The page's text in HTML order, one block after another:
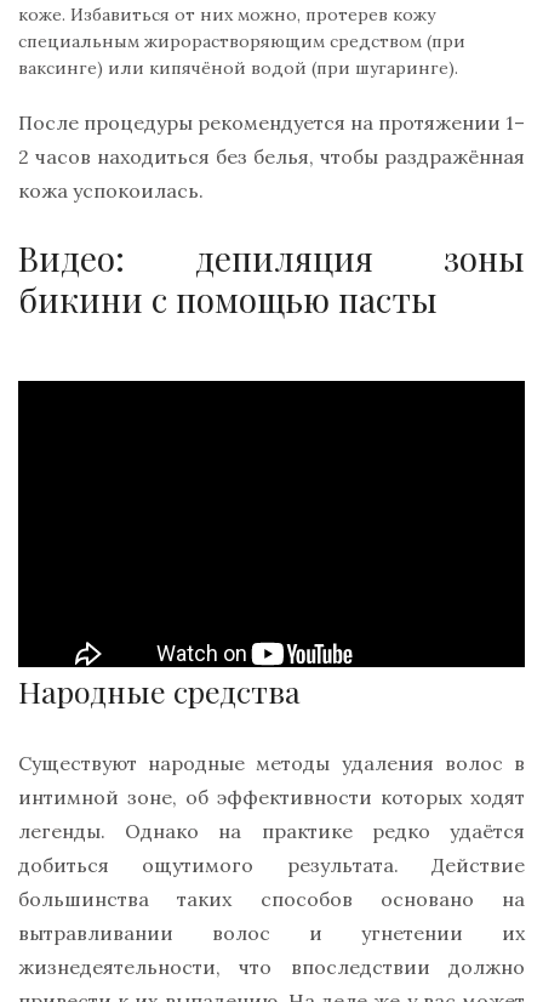
коже. Избавиться от них можно, протерев кожу
специальным жирорастворяющим средством (при
ваксинге) или кипячёной водой (при шугаринге).
После процедуры рекомендуется на протяжении 1–
2 часов находиться без белья, чтобы раздражённая
кожа успокоилась.
Видео: депиляция зоны
бикини с помощью пасты
Народные средства
Существуют народные методы удаления волос в
интимной зоне, об эффективности которых ходят
легенды. Однако на практике редко удаётся
добиться ощутимого результата. Действие
большинства таких способов основано на
вытравливании волос и угнетении их
жизнедеятельности, что впоследствии должно